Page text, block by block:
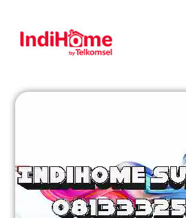
Gratis Pasang Dengan Bayar